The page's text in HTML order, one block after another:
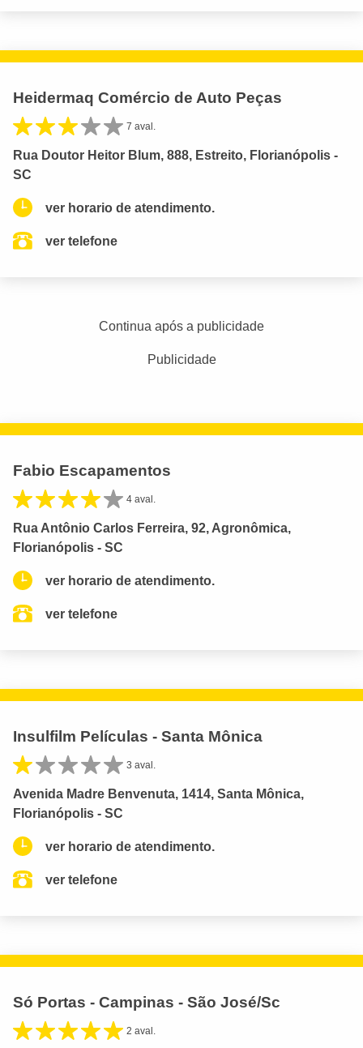
Heidermaq Comércio de Auto Peças
7 aval.
Rua Doutor Heitor Blum, 888, Estreito, Florianópolis -
SC
ver horario de atendimento.
ver telefone
Continua após a publicidade
Publicidade
Fabio Escapamentos
4 aval.
Rua Antônio Carlos Ferreira, 92, Agronômica,
Florianópolis - SC
ver horario de atendimento.
ver telefone
Insulfilm Películas - Santa Mônica
3 aval.
Avenida Madre Benvenuta, 1414, Santa Mônica,
Florianópolis - SC
ver horario de atendimento.
ver telefone
Só Portas - Campinas - São José/Sc
2 aval.